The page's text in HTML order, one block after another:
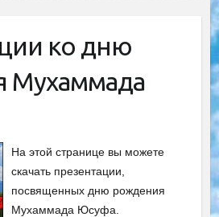
ко дню
Мухаммада
На этой странице вы можете
скачать презентации,
посвященных дню рождения
Мухаммада Юсуфа.